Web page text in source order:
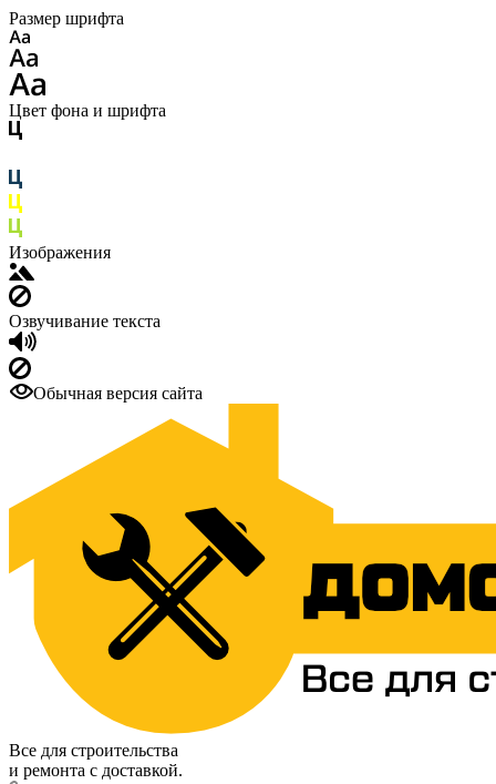
Размер шрифта
Цвет фона и шрифта
Изображения
Озвучивание текста
Обычная версия сайта
Все для строительства
и ремонта с доставкой.